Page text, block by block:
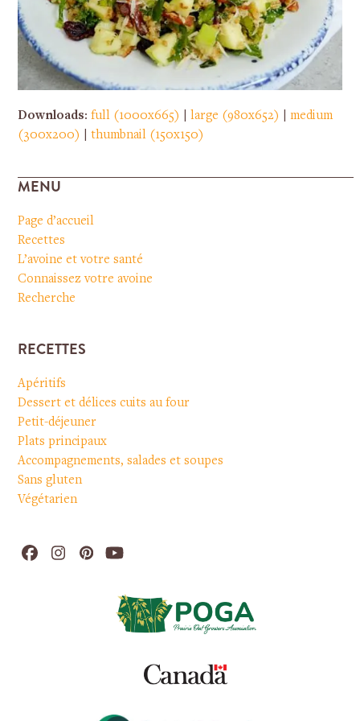
Downloads:full (1000x665) |large (980x652) |medium
(300x200)
|thumbnail (150x150)
MENU
Page d’accueil
Recettes
L’avoine et votre santé
Connaissez votre avoine
Recherche
RECETTES
Apéritifs
Dessert et délices cuits au four
Petit-déjeuner
Plats principaux
Accompagnements, salades et soupes
Sans gluten
Végétarien
Facebook
Instagram
PinterestYouTube